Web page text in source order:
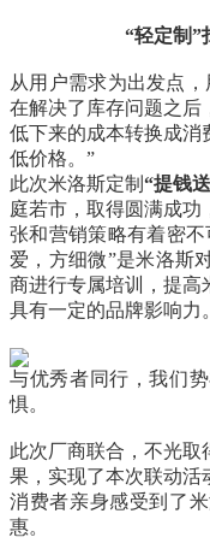
“轻定制”
从用户需求为出发点
在解决了库存问题之后
低下来的成本转换成消
低价格。”
此次米洛斯定制 “提钱
庭若市，取得圆满成功
张和营销策略有着密
爱，方细微”是米洛斯
商进行专属培训，提高
具有一定的品牌影响力。
与优秀者同行，我们
惧。
此次厂商联合，不光
果，实现了本次联动活
消费者亲身感受到了
惠。